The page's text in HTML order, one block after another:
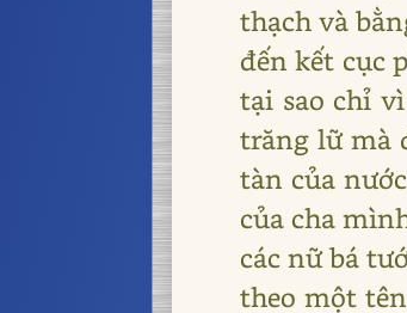
thạch và
đến kết cục
tại sao chỉ
trăng lữ mà
tàn của
của cha
các nữ bá
theo một